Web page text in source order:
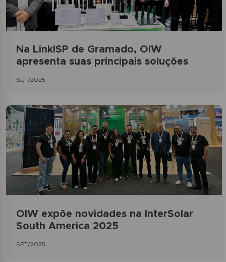
Na LinkISP de Gramado, OIW
apresenta suas principais soluções
SET/2025
OIW expõe novidades na InterSolar
South America 2025
SET/2025